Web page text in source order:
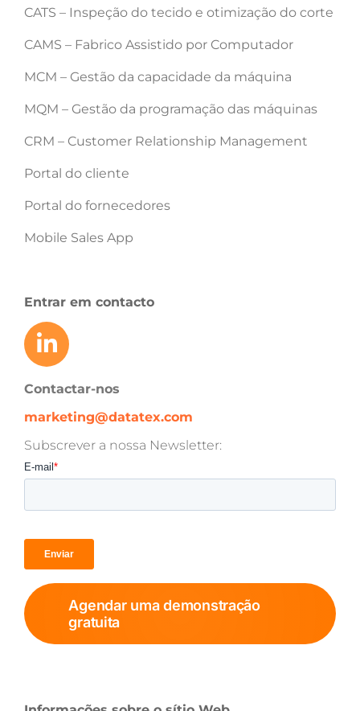
CATS – Inspeção do tecido e otimização do corte
CAMS – Fabrico Assistido por Computador
MCM – Gestão da capacidade da máquina
MQM – Gestão da programação das máquinas
CRM – Customer Relationship Management
Portal do cliente
Portal do fornecedores
Mobile Sales App
Entrar em contacto
Contactar-nos
marketing@datatex.com
Subscrever a nossa Newsletter:
Agendar uma demonstração
gratuita